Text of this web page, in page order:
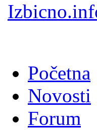
Početna
Novosti
Forum